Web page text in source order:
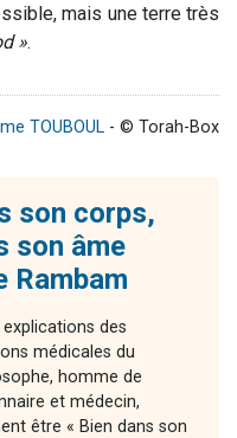
mais une terre très
».
TOUBOUL - © Torah-Box
son corps,
son âme
Rambam
des
médicales du
homme de
et médecin,
être « Bien dans son